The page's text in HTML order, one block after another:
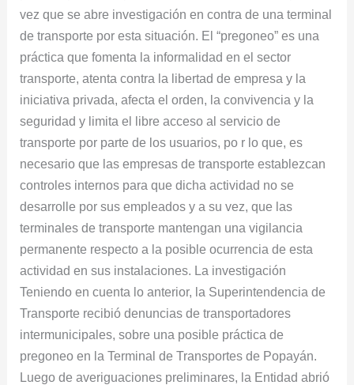
vez que se abre investigación en contra de una terminal
de transporte por esta situación. El “pregoneo” es una
práctica que fomenta la informalidad en el sector
transporte, atenta contra la libertad de empresa y la
iniciativa privada, afecta el orden, la convivencia y la
seguridad y limita el libre acceso al servicio de
transporte por parte de los usuarios, po r lo que, es
necesario que las empresas de transporte establezcan
controles internos para que dicha actividad no se
desarrolle por sus empleados y a su vez, que las
terminales de transporte mantengan una vigilancia
permanente respecto a la posible ocurrencia de esta
actividad en sus instalaciones. La investigación
Teniendo en cuenta lo anterior, la Superintendencia de
Transporte recibió denuncias de transportadores
intermunicipales, sobre una posible práctica de
pregoneo en la Terminal de Transportes de Popayán.
Luego de averiguaciones preliminares, la Entidad abrió
en
sus
Instalaciones